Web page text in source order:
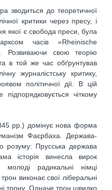
зводиться до теоретичної
критики через пресу, і
якої є свобода преси, була
часів «Rheinische
Розвиваючи свою теорію
в той же час обґрунтував
журналістську критику,
політичної дії. В цій
підпорядковується чіткому
рр.) домінує нова форма
Фаєрбаха. Держава-
розуму: Прусська держава
історія винесла вирок
молоді радикальні німці
виконає свої ліберальні
трону. Одначе трон швидко